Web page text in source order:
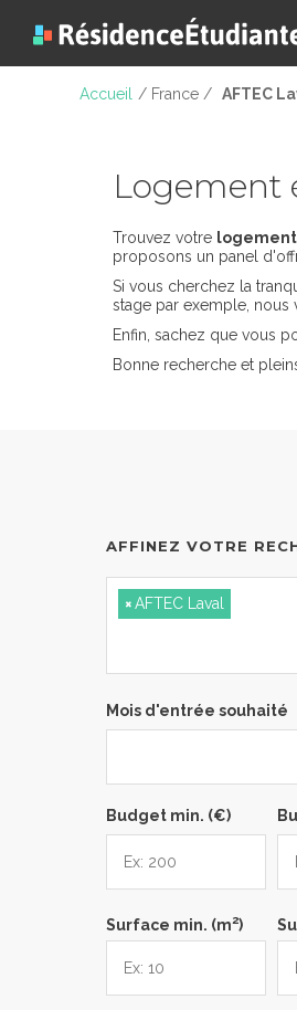
Accueil / France / AFTEC
Logement
Trouvez votre
proposons un panel
Si vous cherchez la
stage par exemple,
Enfin, sachez que vous
Bonne recherche et
AFFINEZ VOTRE
×AFTEC Laval
Mois d'entrée souhaité
Budget min. (€)
Surface min. (m2)